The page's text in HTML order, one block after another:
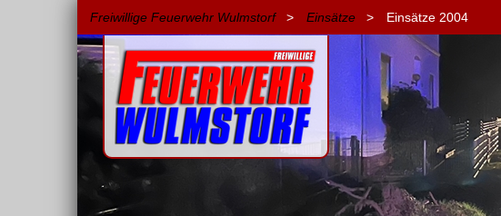
Freiwillige Feuerwehr Wulmstorf> Einsätze> Einsätze 2004